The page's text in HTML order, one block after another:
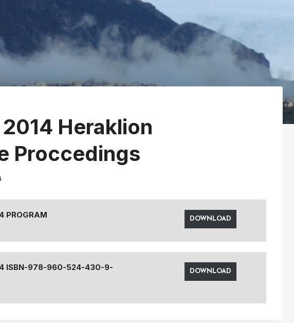
Heraklion
Proccedings
PROGRAM
DOWNLOAD
ISBN-978-960-524-430-9-
DOWNLOAD